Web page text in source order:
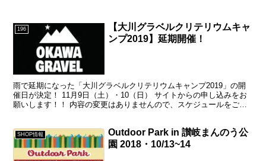
196
【大川グラベルクリテリウムキャ
ンプ2019】延期開催！
雨で延期になった「大川グラベルクリテリウムキャンプ2019」の開
催日が決定！ 11月9日（土）・10（日） サイトからの申し込みをお
願いします！！ 内容の変更はありませんので、スケジュールをご確
SHOP情報
Outdoor Park in 讃岐まんのう公
園 2018・10/13~14